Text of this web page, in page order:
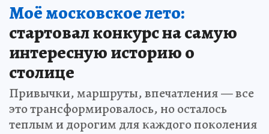
Моё московское лето:
стартовал конкурс на самую
интересную историю о
столице
Привычки, маршруты, впечатления — все
это трансформировалось, но осталось
теплым и дорогим для каждого поколения